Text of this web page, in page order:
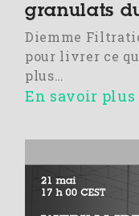
granulats
Diemme
pour livrer ce
plus…
En savoir plus